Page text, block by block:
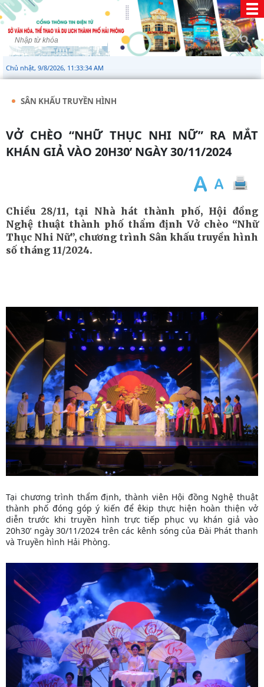
Chủ nhật, 9/8/2026, 11:33:35 AM
SÂN KHẤU TRUYỀN HÌNH
VỞ CHÈO “NHỮ THỤC NHI NỮ” RA MẮT
KHÁN GIẢ VÀO 20H30’ NGÀY 30/11/2024
Chiều 28/11, tại Nhà hát thành phố, Hội đồng
Nghệ thuật thành phố thẩm định Vở chèo “Nhữ
Thục Nhi Nữ”, chương trình Sân khấu truyền hình
số tháng 11/2024.
Tại chương trình thẩm định, thành viên Hội đồng Nghệ thuật
thành phố đóng góp ý kiến để êkip thực hiện hoàn thiện vở
diễn trước khi truyền hình trực tiếp phục vụ khán giả vào
20h30’ ngày 30/11/2024 trên các kênh sóng của Đài Phát thanh
và Truyền hình Hải Phòng.